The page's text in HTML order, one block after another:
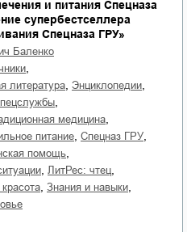
и питания Спецназа
супербестселлера
Спецназа ГРУ»
Баленко
литература энциклопедии
медицина
питание спецназ ГРУ
помощь
ЛитРес: чтец
красота знания и навыки